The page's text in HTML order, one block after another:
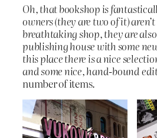
Oh, that bookshop is
owners (they are two of it)
breathtaking shop, they are
publishing house with some
this place there is a nice
and some nice, hand-bound
number of items.